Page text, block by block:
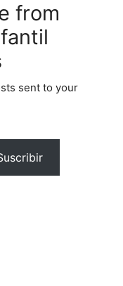
from
sent to your